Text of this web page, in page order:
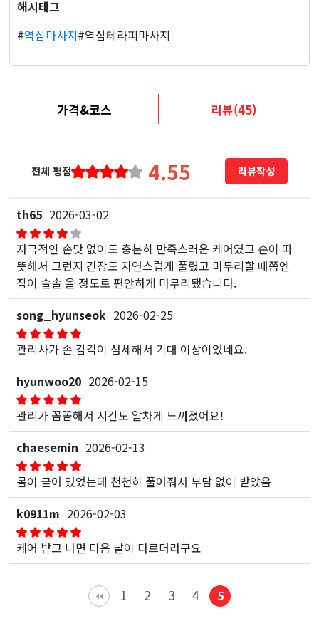
해시태그
#역삼마사지#역삼테라피마사지
가격&코스 리뷰(45)
전체 평점 4.55 리뷰작성
th65 2026-03-02
자극적인 손맛 없이도 충분히 만족스러운 케어였고 손이 따
뜻해서 그런지 긴장도 자연스럽게 풀렸고 마무리할 때쯤엔
잠이 솔솔 올 정도로 편안하게 마무리됐습니다.
song_hyunseok 2026-02-25
관리사가 손 감각이 섬세해서 기대 이상이었네요.
hyunwoo20 2026-02-15
관리가 꼼꼼해서 시간도 알차게 느껴졌어요!
chaesemin 2026-02-13
몸이 굳어 있었는데 천천히 풀어줘서 부담 없이 받았음
k0911m 2026-02-03
케어 받고 나면 다음 날이 다르더라구요
1 2 3 4 5